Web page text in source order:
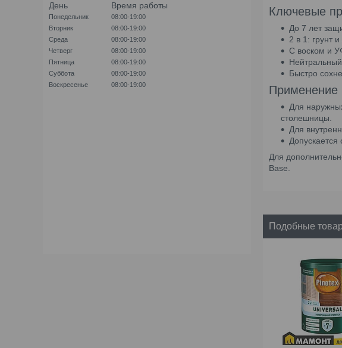
Ключевые
До 7 лет
2 в 1: грунт
С воском и
Быстро
Применение
Для
столешницы.
Для
Для
Base.
Подобные
День
Время работы
Понедельник
08:00-19:00
Вторник
08:00-19:00
Среда
08:00-19:00
Четверг
08:00-19:00
Пятница
08:00-19:00
Суббота
08:00-19:00
Воскресенье
08:00-19:00